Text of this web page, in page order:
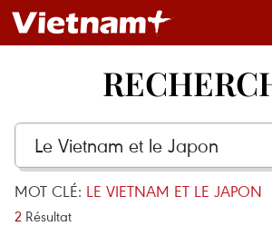
MOT CLÉ: LE VIETNAM ET LE JAPON
2 Résultat